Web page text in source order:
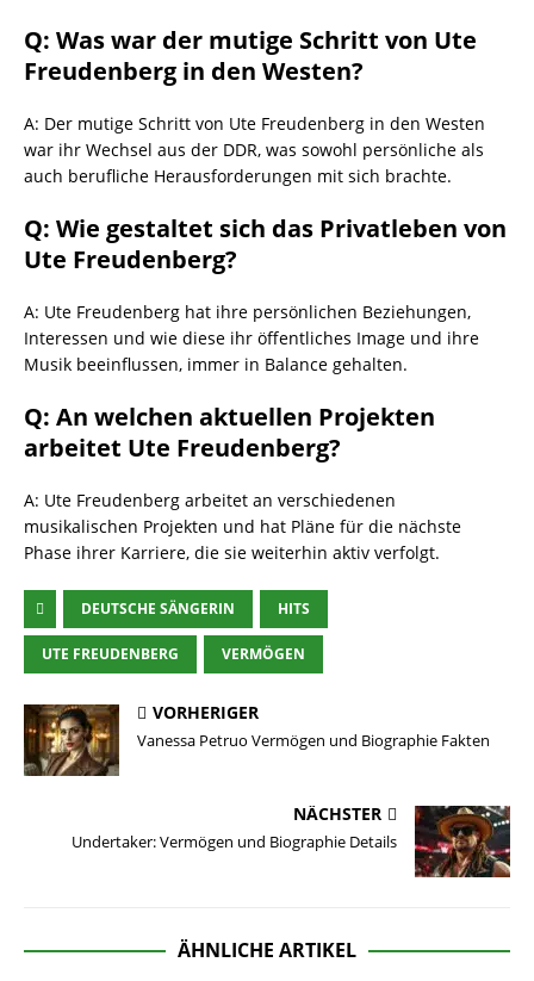
Q: Was war der mutige Schritt von Ute
Freudenberg in den Westen?
A: Der mutige Schritt von Ute Freudenberg in den Westen
war ihr Wechsel aus der DDR, was sowohl persönliche als
auch berufliche Herausforderungen mit sich brachte.
Q: Wie gestaltet sich das Privatleben von
Ute Freudenberg?
A: Ute Freudenberg hat ihre persönlichen Beziehungen,
Interessen und wie diese ihr öffentliches Image und ihre
Musik beeinflussen, immer in Balance gehalten.
Q: An welchen aktuellen Projekten
arbeitet Ute Freudenberg?
A: Ute Freudenberg arbeitet an verschiedenen
musikalischen Projekten und hat Pläne für die nächste
Phase ihrer Karriere, die sie weiterhin aktiv verfolgt.
DEUTSCHE SÄNGERIN HITS
UTE FREUDENBERG VERMÖGEN
VORHERIGER
Vanessa Petruo Vermögen und Biographie Fakten
NÄCHSTER
Undertaker: Vermögen und Biographie Details
ÄHNLICHE ARTIKEL